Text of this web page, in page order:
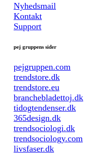
Nyhedsmail
Kontakt
Support
pej gruppens sider
pejgruppen.com
trendstore.dk
trendstore.eu
branchebladettoj.dk
tidogtendenser.dk
365design.dk
trendsociologi.dk
trendsociology.com
livsfaser.dk